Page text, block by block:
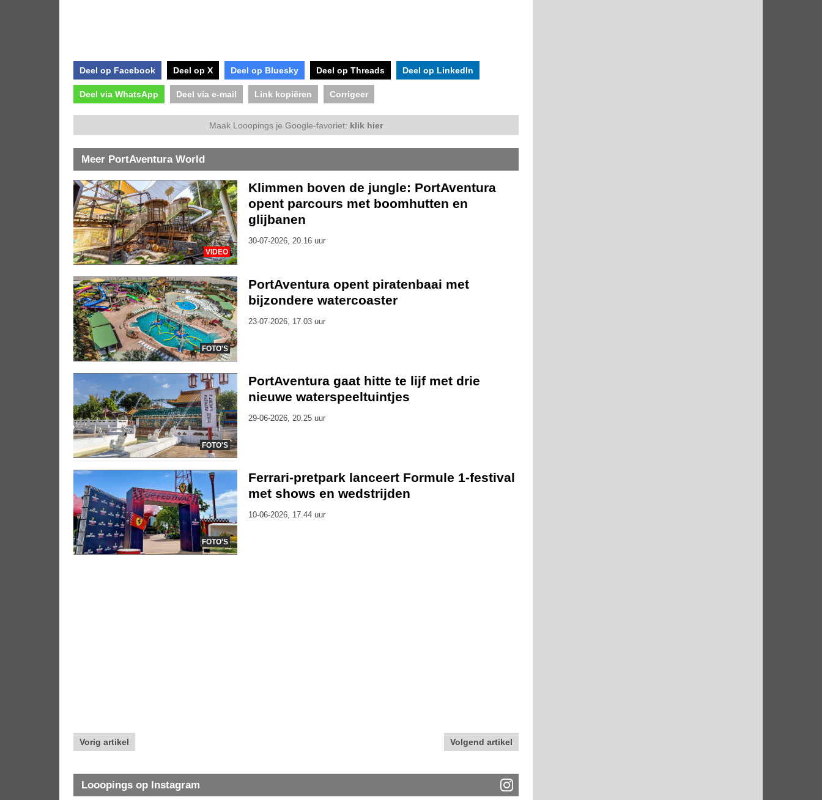
Deel op Facebook Deel op X Deel op Bluesky Deel op Threads Deel op LinkedIn
Deel via WhatsApp Deel via e-mail Link kopiëren Corrigeer
Maak Looopings je Google-favoriet: klik hier
Meer PortAventura World
VIDEO
Klimmen boven de jungle: PortAventura
opent parcours met boomhutten en
glijbanen
30-07-2026, 20.16 uur
FOTO'S
PortAventura opent piratenbaai met
bijzondere watercoaster
23-07-2026, 17.03 uur
FOTO'S
PortAventura gaat hitte te lijf met drie
nieuwe waterspeeltuintjes
29-06-2026, 20.25 uur
FOTO'S
Ferrari-pretpark lanceert Formule 1-festival
met shows en wedstrijden
10-06-2026, 17.44 uur
Vorig artikel Volgend artikel
Looopings op Instagram